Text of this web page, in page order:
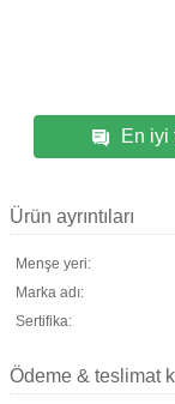
En iyi
Ürün ayrıntıları
Menşe yeri:
Marka adı:
Sertifika:
Ödeme & teslimat